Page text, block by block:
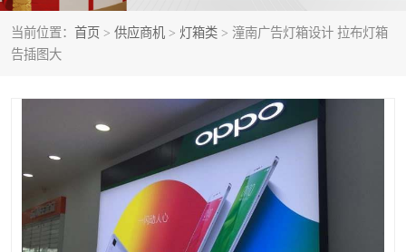
当前位置： 首页 > 供应商机 > 灯箱类 > 潼南广告灯箱设计 拉布灯箱
告插图大
展架 条幅